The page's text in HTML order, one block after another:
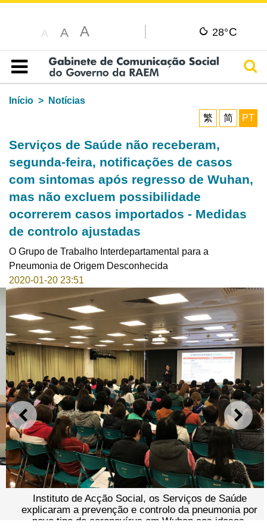
A A A 28°C
Índice
Início
Notícias
繁
简 PT
Serviços de Saúde não receberam,
segunda-feira, notificações de casos
com sintomas após regresso de Wuhan,
mas não excluem possibilidade
ocorrerem casos importados - Medidas
de controlo ajustadas
O Grupo de Trabalho Interdepartamental para a
Pneumonia de Origem Desconhecida
2020-01-20 23:51
ANTERIOR
Instituto de Acção Social, os Serviços de Saúde
explicaram a prevenção e controlo da pneumonia por
novo tipo de coronavírus em Wuhan aos idosos,